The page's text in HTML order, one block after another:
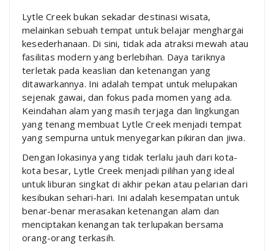
Lytle Creek bukan sekadar destinasi wisata,
melainkan sebuah tempat untuk belajar menghargai
kesederhanaan. Di sini, tidak ada atraksi mewah atau
fasilitas modern yang berlebihan. Daya tariknya
terletak pada keaslian dan ketenangan yang
ditawarkannya. Ini adalah tempat untuk melupakan
sejenak gawai, dan fokus pada momen yang ada.
Keindahan alam yang masih terjaga dan lingkungan
yang tenang membuat Lytle Creek menjadi tempat
yang sempurna untuk menyegarkan pikiran dan jiwa.
Dengan lokasinya yang tidak terlalu jauh dari kota-
kota besar, Lytle Creek menjadi pilihan yang ideal
untuk liburan singkat di akhir pekan atau pelarian dari
kesibukan sehari-hari. Ini adalah kesempatan untuk
benar-benar merasakan ketenangan alam dan
menciptakan kenangan tak terlupakan bersama
orang-orang terkasih.